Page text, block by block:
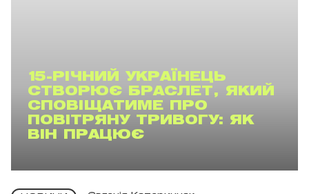
15-РІЧНИЙ УКРАЇНЕЦЬ
СТВОРЮЄ БРАСЛЕТ, ЯКИЙ
СПОВІЩАТИМЕ ПРО
ПОВІТРЯНУ ТРИВОГУ: ЯК
ВІН ПРАЦЮЄ